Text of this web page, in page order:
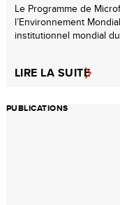
Le Programme de
l’Environnement
institutionnel mondial
LIRE LA SUITE
PUBLICATIONS